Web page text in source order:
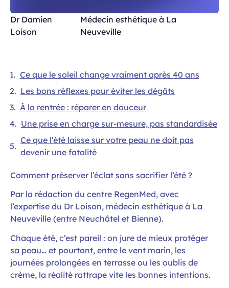
Dr Damien
Loison
Médecin esthétique à La
Neuveville
Ce que le soleil change vraiment après 40 ans
Les bons réflexes pour éviter les dégâts
À la rentrée : réparer en douceur
Une prise en charge sur-mesure, pas standardisée
Ce que l’été laisse sur votre peau ne doit pas
devenir une fatalité
Comment préserver l’éclat sans sacrifier l’été ?
Par la rédaction du centre RegenMed, avec
l’expertise du Dr Loison, médecin esthétique à La
Neuveville (entre Neuchâtel et Bienne).
Chaque été, c’est pareil : on jure de mieux protéger
sa peau… et pourtant, entre le vent marin, les
journées prolongées en terrasse ou les oublis de
crème, la réalité rattrape vite les bonnes intentions.